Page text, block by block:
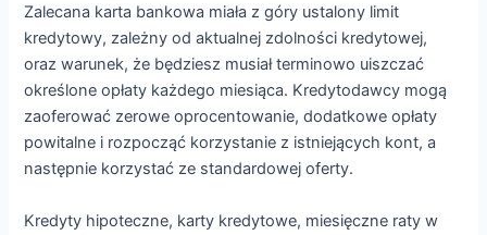
Zalecana karta bankowa miała z góry ustalony limit
kredytowy, zależny od aktualnej zdolności kredytowej,
oraz warunek, że będziesz musiał terminowo uiszczać
określone opłaty każdego miesiąca. Kredytodawcy mogą
zaoferować zerowe oprocentowanie, dodatkowe opłaty
powitalne i rozpocząć korzystanie z istniejących kont, a
następnie korzystać ze standardowej oferty.
Kredyty hipoteczne, karty kredytowe, miesięczne raty w